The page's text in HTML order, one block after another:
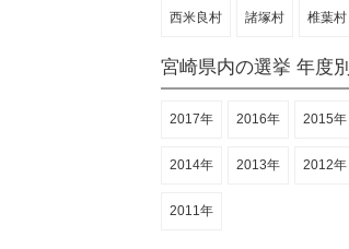
西米良村 諸塚村 椎葉村
宮崎県内の選挙 年度別
2017年 2016年 2015年
2014年 2013年 2012年
2011年